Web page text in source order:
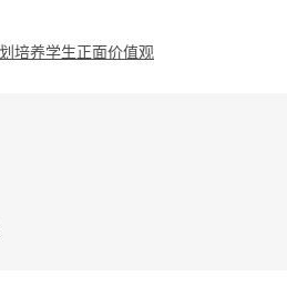
培养学生正面价值观